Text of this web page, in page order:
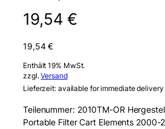
19,54€
19,54€
Enthält 19% MwSt.
zzgl.Versand
Lieferzeit: available for immediate delivery
Teilenummer: 2010TM-OR
Portable Filter Cart Elements 2000-